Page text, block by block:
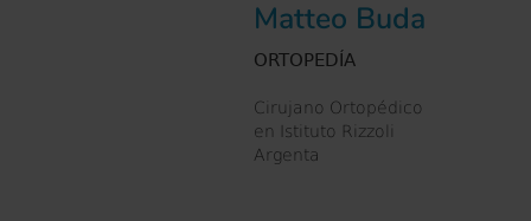
Matteo Buda
ORTOPEDÍA
Cirujano Ortopédico
en Istituto Rizzoli
Argenta